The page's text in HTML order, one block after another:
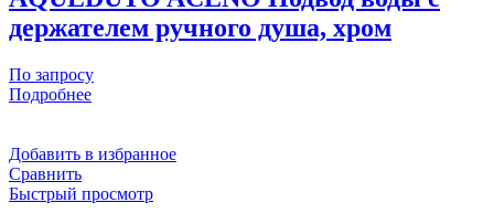
держателем ручного душа, хром
По запросу
Подробнее
Добавить в избранное
Сравнить
Быстрый просмотр